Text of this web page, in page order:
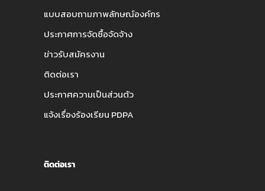
แบบสอบถามภาพลักษณ์องค์กร
ประกาศการจัดซื้อจัดจ้าง
ข่าวรับสมัครงาน
ติดต่อเรา
ประกาศความเป็นส่วนตัว
แจ้งเรื่องร้องเรียน PDPA
ติดต่อเรา